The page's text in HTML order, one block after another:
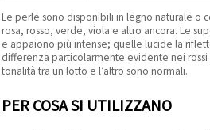
Le perle sono disponibili in legno naturale o
rosa, rosso, verde, viola e altro ancora. Le
e appaiono più intense; quelle lucide la
differenza particolarmente evidente nei
tonalità tra un lotto e l’altro sono normali.
PER COSA SI UTILIZZANO